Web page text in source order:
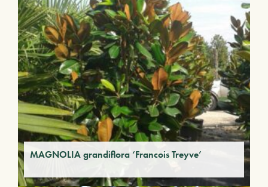
MAGNOLIA grandiflora ‘Francois Treyve’